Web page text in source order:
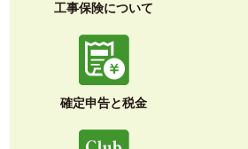
工事保険について
確定申告と税金